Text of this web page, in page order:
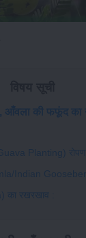
आँवला की फफूंद का
Planting) रोपण
Indian
का रखरखाव :